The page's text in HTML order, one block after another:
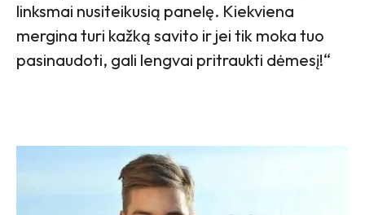
linksmai nusiteikusią panelę. Kiekviena
mergina turi kažką savito ir jei tik moka tuo
pasinaudoti, gali lengvai pritraukti dėmesį!“